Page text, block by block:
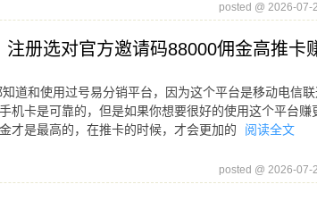
posted @ 2026-07-
册选对官方邀请码88000佣金高推卡
道和使用过号易分销平台，因为这个平台是移动电信
机卡是可靠的，但是如果你想要很好的使用这个平台
才是最高的，在推卡的时候，才会更加的
阅读全文
posted @ 2026-07-